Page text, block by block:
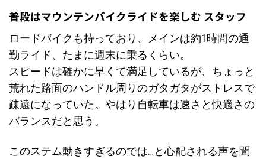
普段はマウンテンバイクライドを楽しむ スタッフ
ロードバイクも持っており、メインは約1時間の通
勤ライド、たまに週末に乗るくらい。
スピードは確かに早くて満足しているが、ちょっと
荒れた路面のハンドル周りのガタガタがストレスで
疎遠になっていた。やはり自転車は速さと快適さの
バランスだと思う。
このステム動きすぎるのでは…と心配される声を聞